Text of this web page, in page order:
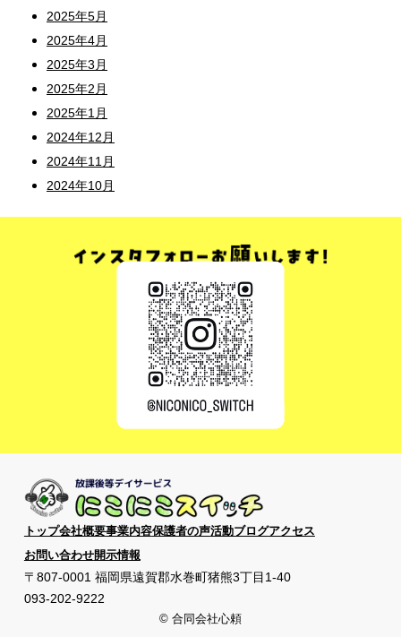
2025年5月
2025年4月
2025年3月
2025年2月
2025年1月
2024年12月
2024年11月
2024年10月
トップ会社概要事業内容保護者の声活動ブログアクセス
お問い合わせ開示情報
〒807-0001 福岡県遠賀郡水巻町猪熊3丁目1-40
093-202-9222
©︎ 合同会社心頼